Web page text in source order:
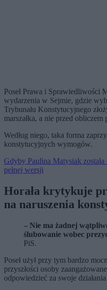
Poseł Prawa i Sprawiedliwości
wydarzenia w Sejmie, gdzie
Trybunału Konstytucyjnego
marszałka, a nie przed obliczem
Według niego, taka forma
konstytucyjnych wymogów.
Gdyby Paulina Matysiak
pełnej wersji
Horała krytykuje
na naruszenia
– Nie ma żadnej
ślubowanie wobec
PiS.
Poseł użył przy tym bardzo
przyszłości osoby
odpowiedzieć za swoje